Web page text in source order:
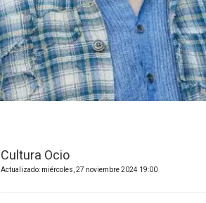
Cultura Ocio
Actualizado: miércoles, 27 noviembre 2024 19:00